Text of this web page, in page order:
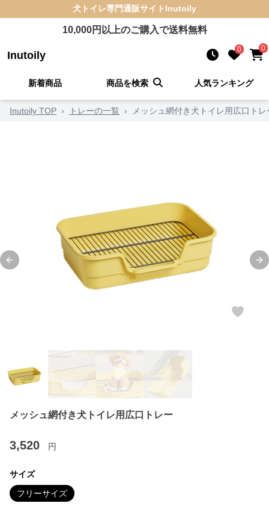
犬トイレ専門通販サイト Inutoily
10,000円以上のご購入で送料無料
Inutoily 0 0
新着商品 商品を検索 人気ランキング
Inutoily TOP › トレーの一覧 › メッシュ網付き犬トイレ用広口トレ
Previous slide
メッシュ網付き犬トイレ用広口トレー
3,520 円
サイズ
フリーサイズ